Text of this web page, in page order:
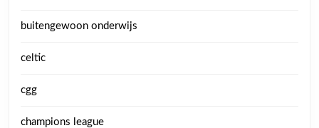
buitengewoon onderwijs
celtic
cgg
champions league